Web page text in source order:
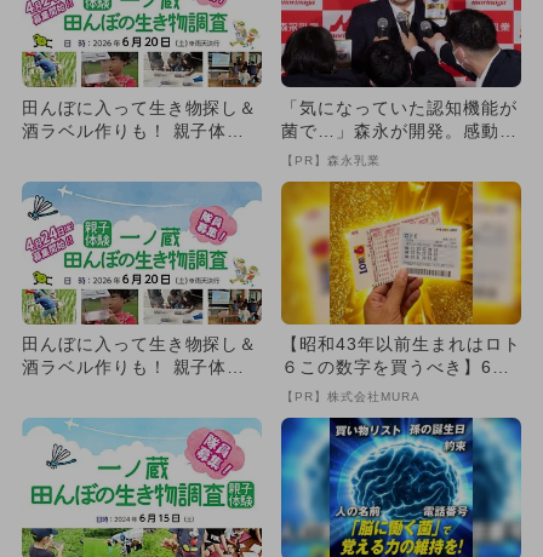
田んぼに入って生き物探し＆
酒ラベル作りも！ 親子体験
「気になっていた認知機能が
菌で…」森永が開発。感動の
70代続出
【PR】森永乳業
田んぼに入って生き物探し＆
酒ラベル作りも！ 親子体験
【昭和43年以前生まれはロト
６この数字を買うべき】6つ
の数字が「完全一致」する
【PR】株式会社MURA